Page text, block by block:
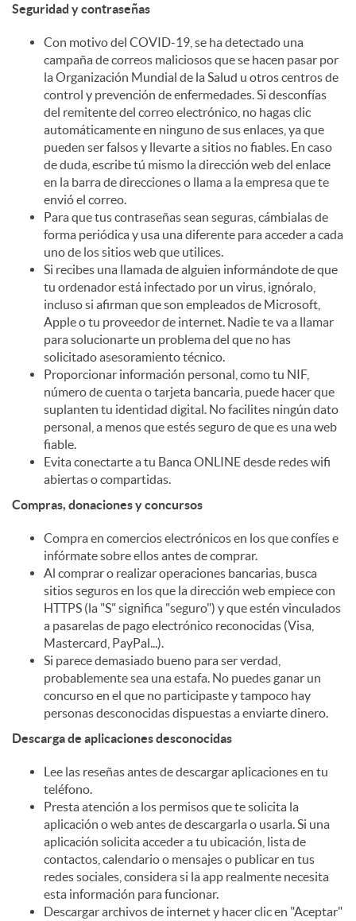
o
n
o
s
Seguridad y contraseñas
Con motivo del COVID-19, se ha detectado una
campaña de correos maliciosos que se hacen pasar por
la Organización Mundial de la Salud u otros centros de
control y prevención de enfermedades. Si desconfías
del remitente del correo electrónico, no hagas clic
automáticamente en ninguno de sus enlaces, ya que
pueden ser falsos y llevarte a sitios no fiables. En caso
de duda, escribe tú mismo la dirección web del enlace
en la barra de direcciones o llama a la empresa que te
envió el correo.
Para que tus contraseñas sean seguras, cámbialas de
forma periódica y usa una diferente para acceder a cada
uno de los sitios web que utilices.
Si recibes una llamada de alguien informándote de que
tu ordenador está infectado por un virus, ignóralo,
incluso si afirman que son empleados de Microsoft,
Apple o tu proveedor de internet. Nadie te va a llamar
para solucionarte un problema del que no has
solicitado asesoramiento técnico.
Proporcionar información personal, como tu NIF,
número de cuenta o tarjeta bancaria, puede hacer que
suplanten tu identidad digital. No facilites ningún dato
personal, a menos que estés seguro de que es una web
fiable.
Evita conectarte a tu Banca ONLINE desde redes wifi
abiertas o compartidas.
Compras, donaciones y concursos
Compra en comercios electrónicos en los que confíes e
infórmate sobre ellos antes de comprar.
Al comprar o realizar operaciones bancarias, busca
sitios seguros en los que la dirección web empiece con
HTTPS (la "S" significa "seguro") y que estén vinculados
a pasarelas de pago electrónico reconocidas (Visa,
Mastercard, PayPal...).
Si parece demasiado bueno para ser verdad,
probablemente sea una estafa. No puedes ganar un
concurso en el que no participaste y tampoco hay
personas desconocidas dispuestas a enviarte dinero.
Descarga de aplicaciones desconocidas
Lee las reseñas antes de descargar aplicaciones en tu
teléfono.
Presta atención a los permisos que te solicita la
aplicación o web antes de descargarla o usarla. Si una
aplicación solicita acceder a tu ubicación, lista de
contactos, calendario o mensajes o publicar en tus
redes sociales, considera si la app realmente necesita
esta información para funcionar.
Descargar archivos de internet y hacer clic en "Aceptar"